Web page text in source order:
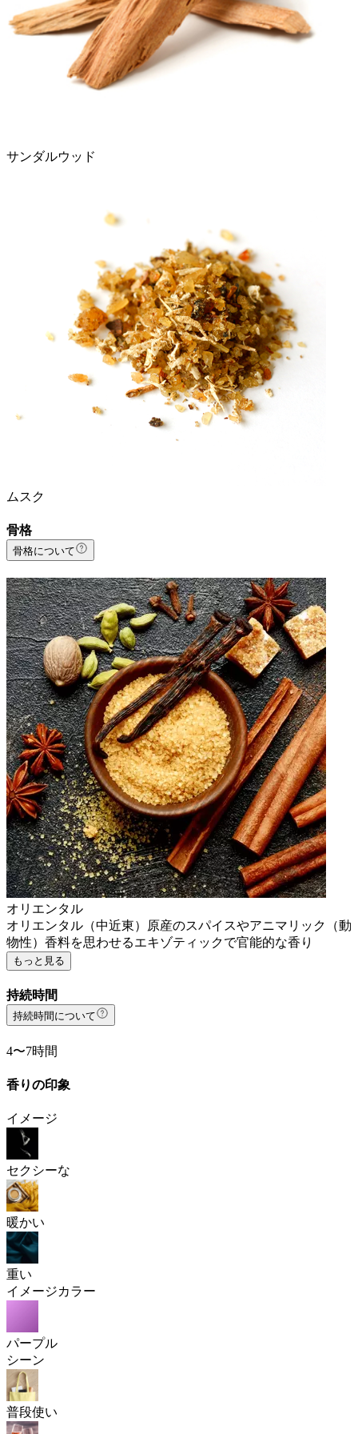
サンダルウッド
ムスク
骨格
骨格について
オリエンタル
オリエンタル（中近東）原産のスパイスやアニマリック（動
物性）香料を思わせるエキゾティックで官能的な香り
もっと見る
持続時間
持続時間について
4〜7時間
香りの印象
イメージ
セクシーな
暖かい
重い
イメージカラー
パープル
シーン
普段使い